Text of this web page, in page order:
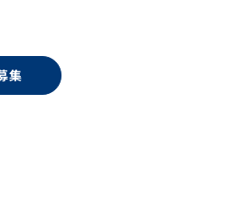
集